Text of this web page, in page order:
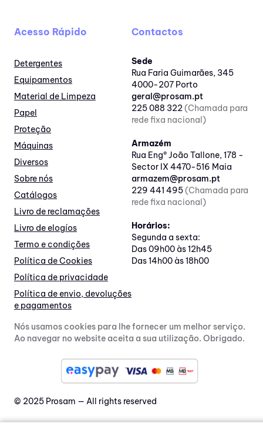
Acesso Rápido
Detergentes
Equipamentos
Material de Limpeza
Papel
Proteção
Máquinas
Diversos
Sobre nós
Catálogos
Livro de reclamações
Livro de elogíos
Termo e condições
Política de Cookies
Política de privacidade
Política de envio, devoluções
e pagamentos
Contactos
Sede
Rua Faria Guimarães, 345
4000-207 Porto
geral@prosam.pt
225 088 322(Chamada para
rede fixa nacional)
Armazém
Rua Engº João Tallone, 178 -
Sector IX 4470-516 Maia
armazem@prosam.pt
229 441 495(Chamada para
rede fixa nacional)
Horários:
Segunda a sexta:
Das 09h00 às 12h45
Das 14h00 às 18h00
Nós usamos cookies para lhe fornecer um melhor serviço.
Ao navegar no website aceita a sua utilização. Obrigado.
© 2025 Prosam — All rights reserved